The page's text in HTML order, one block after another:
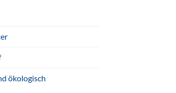
ökologisch